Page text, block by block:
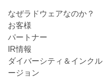
なぜラドウェアなのか？
お客様
パートナー
IR情報
ダイバーシティ＆インクル
ージョン